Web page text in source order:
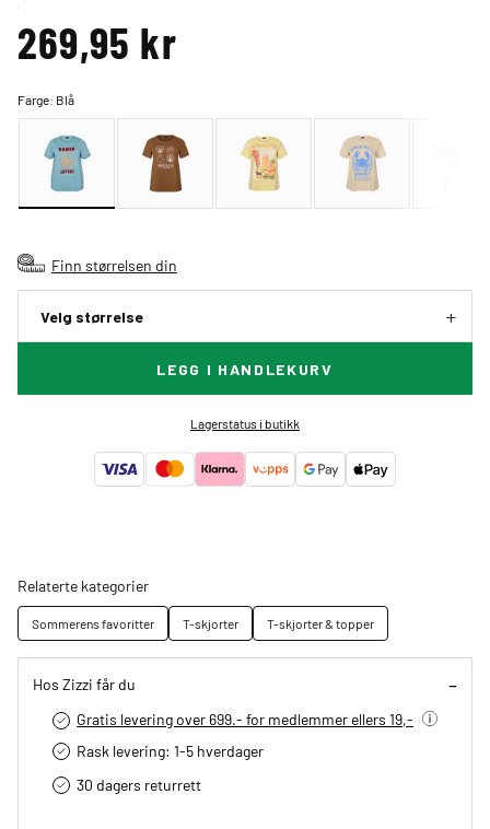
269,95 kr
Farge: Blå
Finn størrelsen din
Velg størrelse
LEGG I HANDLEKURV
Lagerstatus i butikk
Relaterte kategorier
Sommerens favoritter T-skjorter T-skjorter & topper
Hos Zizzi får du
Gratis levering over 699.- for medlemmer ellers 19,-
Rask levering: 1-5 hverdager
30 dagers returrett